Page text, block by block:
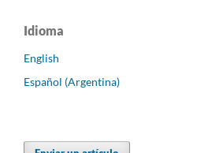
Idioma
English
Español (Argentina)